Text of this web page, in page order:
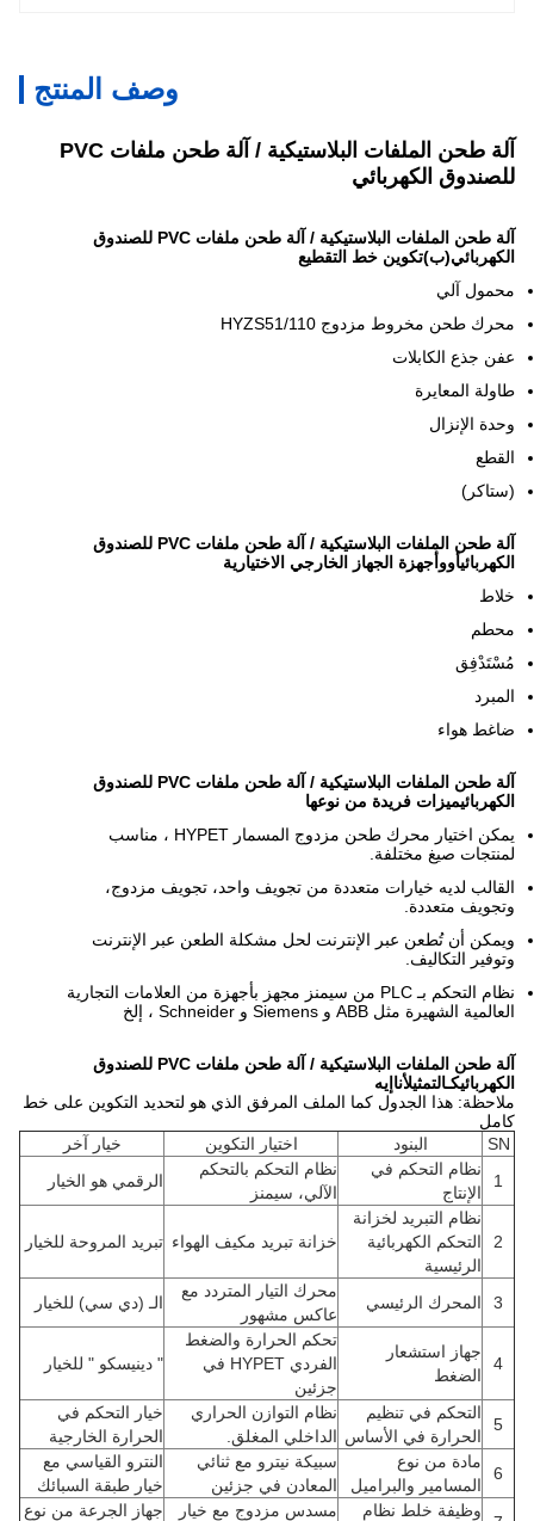
وصف المنتج
آلة طحن الملفات البلاستيكية / آلة طحن ملفات PVC
للصندوق الكهربائي
آلة طحن الملفات البلاستيكية / آلة طحن ملفات PVC للصندوق
الكهربائي(ب)تكوين خط التقطيع
محمول آلي
محرك طحن مخروط مزدوج HYZS51/110
عفن جذع الكابلات
طاولة المعايرة
وحدة الإنزال
القطع
(ستاكر)
آلة طحن الملفات البلاستيكية / آلة طحن ملفات PVC للصندوق
الكهربائيأووأجهزة الجهاز الخارجي الاختيارية
خلاط
محطم
مُسْتَدْفِق
المبرد
ضاغط هواء
آلة طحن الملفات البلاستيكية / آلة طحن ملفات PVC للصندوق
الكهربائيميزات فريدة من نوعها
يمكن اختيار محرك طحن مزدوج المسمار HYPET ، مناسب
لمنتجات صيغ مختلفة.
القالب لديه خيارات متعددة من تجويف واحد، تجويف مزدوج،
وتجويف متعددة.
ويمكن أن تُطعن عبر الإنترنت لحل مشكلة الطعن عبر الإنترنت
وتوفير التكاليف.
نظام التحكم بـ PLC من سيمنز مجهز بأجهزة من العلامات التجارية
العالمية الشهيرة مثل ABB و Siemens و Schneider ، إلخ
آلة طحن الملفات البلاستيكية / آلة طحن ملفات PVC للصندوق
الكهربائيكـالتمثيلأناإيه
ملاحظة: هذا الجدول كما الملف المرفق الذي هو لتحديد التكوين على خط
كامل
SN
البنود اختيار التكوين
خيار آخر
نظام التحكم في
الإنتاج
نظام التحكم بالتحكم
الآلي، سيمنز
الرقمي هو الخيار
نظام التبريد لخزانة
التحكم الكهربائية
الرئيسية
خزانة تبريد مكيف الهواء تبريد المروحة للخيار
المحرك الرئيسي
محرك التيار المتردد مع
عاكس مشهور
الـ (دي سي) للخيار
4
جهاز استشعار
الضغط
تحكم الحرارة والضغط
الفردي HYPET في
جزئين
" دينيسكو " للخيار
5
التحكم في تنظيم
الحرارة في الأساس
نظام التوازن الحراري
الداخلي المغلق.
خيار التحكم في
الحرارة الخارجية
مادة من نوع
المسامير والبراميل
سبيكة نيترو مع ثنائي
المعادن في جزئين
النترو القياسي مع
خيار طبقة السبائك
وظيفة خلط نظام مسدس مزدوج مع خيار جهاز الجرعة من نوع